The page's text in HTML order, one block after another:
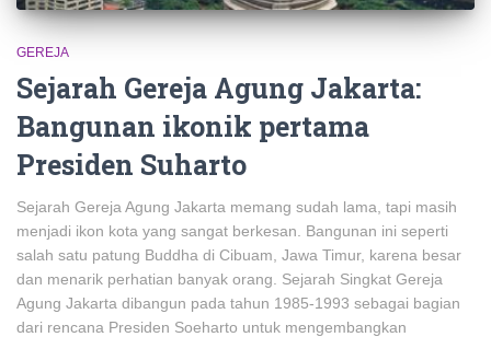
GEREJA
Sejarah Gereja Agung Jakarta:
Bangunan ikonik pertama
Presiden Suharto
Sejarah Gereja Agung Jakarta memang sudah lama, tapi masih
menjadi ikon kota yang sangat berkesan. Bangunan ini seperti
salah satu patung Buddha di Cibuam, Jawa Timur, karena besar
dan menarik perhatian banyak orang. Sejarah Singkat Gereja
Agung Jakarta dibangun pada tahun 1985-1993 sebagai bagian
dari rencana Presiden Soeharto untuk mengembangkan